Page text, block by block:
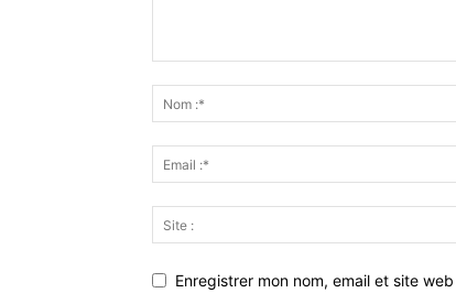
Enregistrer mon nom, email et site